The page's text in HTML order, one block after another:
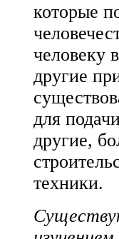
которые
человеку
другие
для
другие,
техники.